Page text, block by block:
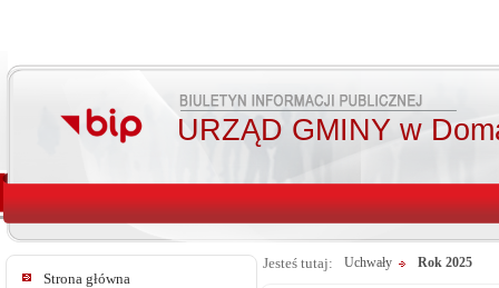
URZĄD GMINY w
Strona główna
Jesteś tutaj: Uchwały Rok 2025